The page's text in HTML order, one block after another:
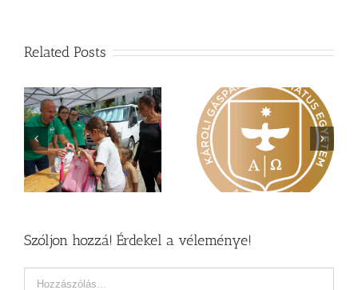
Related Posts
Nagy érdeklődés övezi
a Károli képzéseit
Vasárnapi üzenet –
Zsoltárok 149
Szóljon hozzá! Érdekel a véleménye!
Hozzászólás